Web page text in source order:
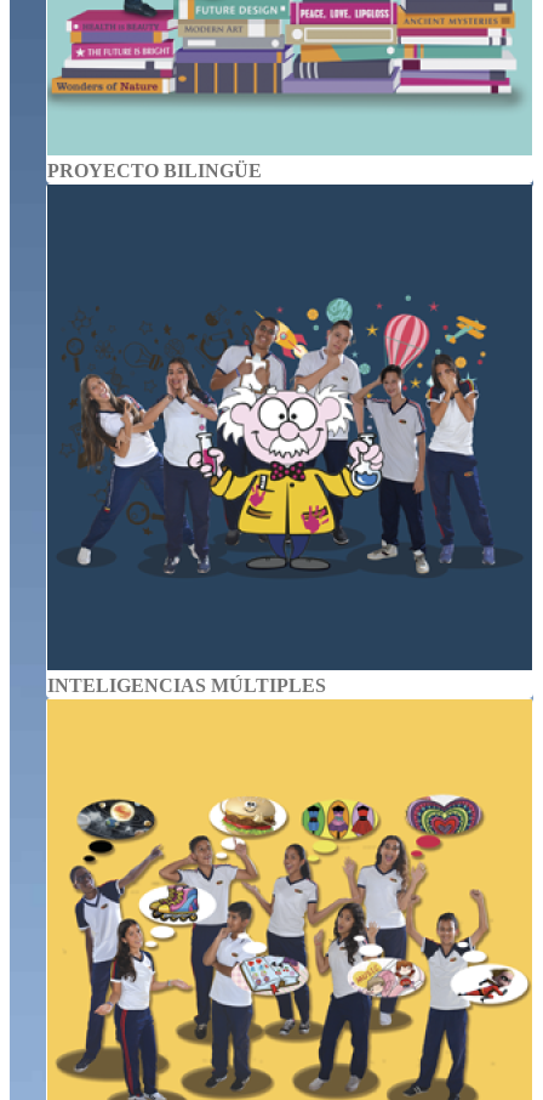
PROYECTO BILINGÜE
INTELIGENCIAS MÚLTIPLES
talentos excepcionales en un dominio particular.
Más Información
las acciones externas (sociales) en acciones internas
(psicológicas).
Más Información